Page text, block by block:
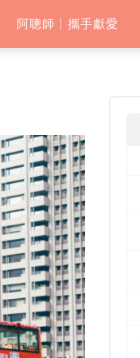
阿聰師│攜手獻愛